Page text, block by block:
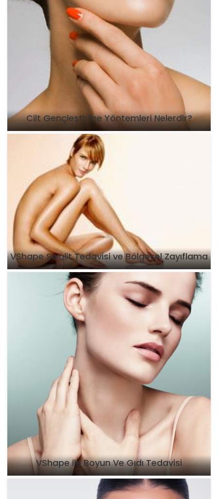
Cilt Gençleştirme Yöntemleri Nelerdir?
VShape Selülit Tedavisi ve Bölgesel Zayıflama
VShape ile Boyun Ve Gıdı Tedavisi